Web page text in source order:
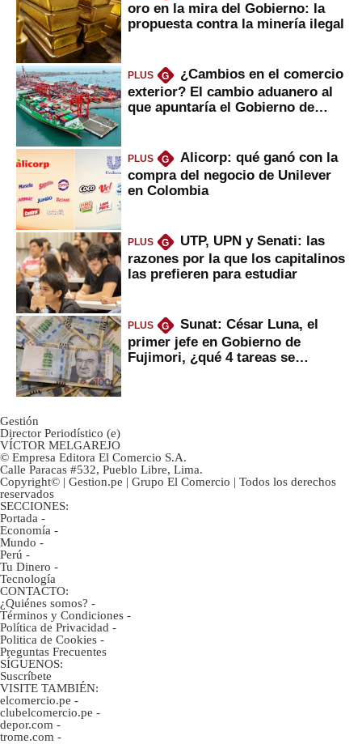
oro en la mira del Gobierno: la
propuesta contra la minería ilegal
PLUS G
¿Cambios en el comercio
exterior? El cambio aduanero al
que apuntaría el Gobierno de
PLUS G
Alicorp: qué ganó con la
compra del negocio de Unilever
en Colombia
PLUS G
UTP, UPN y Senati: las
razones por la que los capitalinos
las prefieren para estudiar
PLUS G
Sunat: César Luna, el
primer jefe en Gobierno de
Fujimori, ¿qué 4 tareas se
Gestión
Director Periodístico (e)
VÍCTOR MELGAREJO
© Empresa Editora El Comercio S.A.
Calle Paracas #532, Pueblo Libre, Lima.
Copyright© | Gestion.pe | Grupo El Comercio | Todos los derechos
reservados
SECCIONES:
Portada -
Economía -
Mundo -
Perú -
Tu Dinero -
Tecnología
CONTACTO:
¿Quiénes somos? -
Términos y Condiciones -
Política de Privacidad -
Politica de Cookies -
Preguntas Frecuentes
SÍGUENOS:
Suscríbete
VISITE TAMBIÉN:
elcomercio.pe -
clubelcomercio.pe -
depor.com -
trome.com -